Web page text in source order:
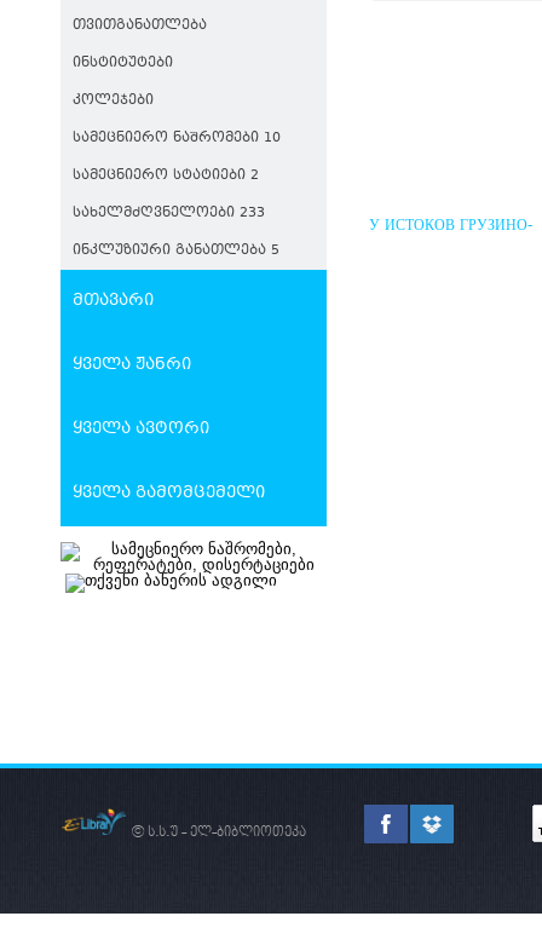
ᲗᲕᲘᲗᲒᲐᲜᲐᲗᲚᲔᲑᲐ
ᲘᲜᲡᲢᲘᲢᲣᲢᲔᲑᲘ
ᲙᲝᲚᲔᲯᲔᲑᲘ
ᲡᲐᲛᲔᲪᲜᲘᲔᲠᲝ ᲜᲐᲨᲠᲝᲛᲔᲑᲘ 10
ᲡᲐᲛᲔᲪᲜᲘᲔᲠᲝ ᲡᲢᲐᲢᲘᲔᲑᲘ 2
ᲡᲐᲮᲔᲚᲛᲫᲦᲕᲜᲔᲚᲝᲔᲑᲘ 233
ᲘᲜᲙᲚᲣᲖᲘᲣᲠᲘ ᲒᲐᲜᲐᲗᲚᲔᲑᲐ 5
მთავარი
ყველა ჟანრი
ყველა ავტორი
ყველა გამომცემელი
У ИСТОКОВ ГРУЗИНО-
© ს.ს.უ - ელ-ბიბლიოთეკა